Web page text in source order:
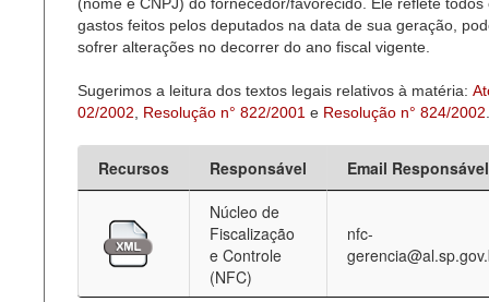
gastos feitos pelos deputados na data de sua geração,
sofrer alterações no decorrer do ano fiscal vigente.
Sugerimos a leitura dos textos legais relativos à matéria:
02/2002
Resolução n° 822/2001 e Resolução n° 824/2002
Recursos Responsável
Email Responsável
Núcleo de
Fiscalização
e Controle
(NFC)
nfc-